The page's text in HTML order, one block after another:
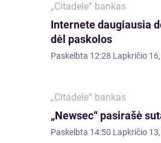
„Citadele“ bankas
Internete daugiausia
dėl paskolos
Paskelbta 12:28 Lapkričio
„Citadele“ bankas
„Newsec“ pasirašė
Paskelbta 14:50 Lapkričio